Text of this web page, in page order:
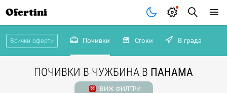
Ofertini
Всички оферти Почивки Стоки В града
ПОЧИВКИ В ЧУЖБИНА В ПАНАМА
ВИЖ ФИЛТРИ